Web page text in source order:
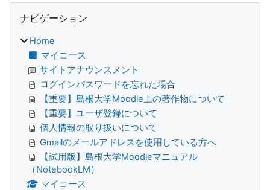
ブロック
ナビゲーション
Home
マイコース
サイトアナウンスメント
ログインパスワードを忘れた場合
【重要】島根大学Moodle上の著作物について
【重要】ユーザ登録について
個人情報の取り扱いについて
Gmailのメールアドレスを使用している方へ
【試用版】島根大学Moodleマニュアル
（NotebookLM）
マイコース